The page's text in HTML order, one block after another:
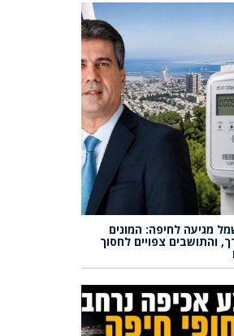
מגיעה לחיפה: המונים
והתושבים צפויים לחסוך